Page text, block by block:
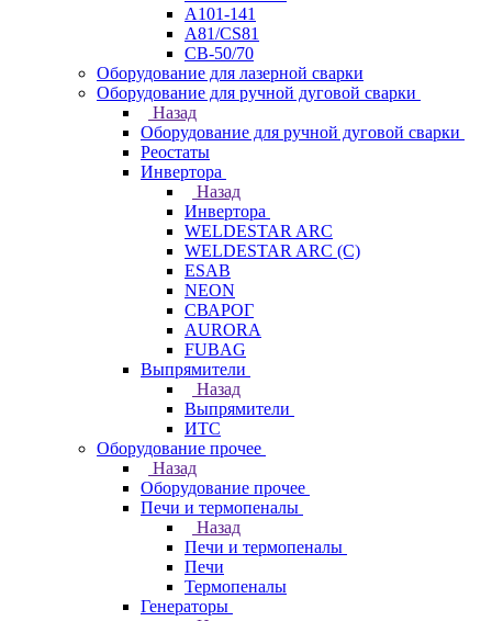
А101-141
А81/CS81
СВ-50/70
Оборудование для лазерной сварки
Оборудование для ручной дуговой сварки
Назад
Оборудование для ручной дуговой сварки
Реостаты
Инвертора
Назад
Инвертора
WELDESTAR ARC
WELDESTAR ARC (С)
ESAB
NEON
СВАРОГ
AURORA
FUBAG
Выпрямители
Назад
Выпрямители
ИТС
Оборудование прочее
Назад
Оборудование прочее
Печи и термопеналы
Назад
Печи и термопеналы
Печи
Термопеналы
Генераторы